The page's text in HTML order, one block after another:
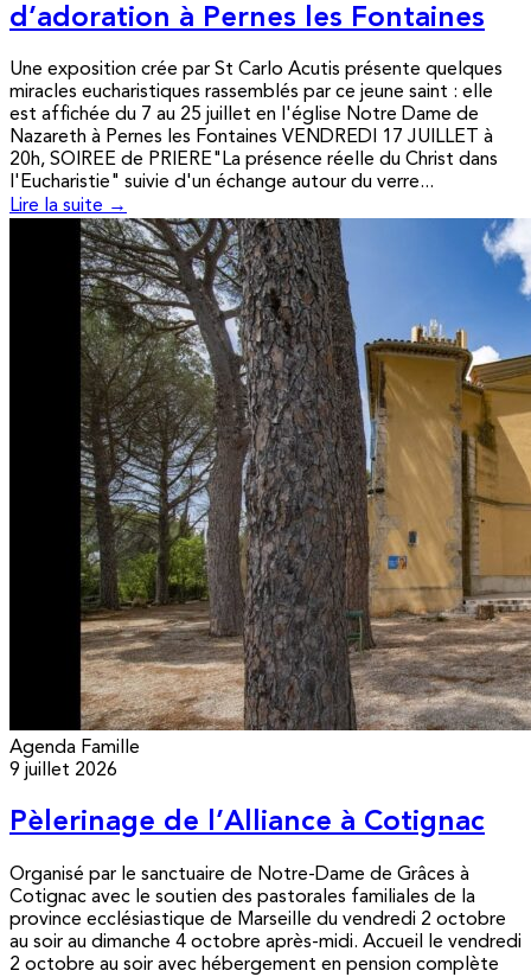
d’adoration à Pernes les Fontaines
Une exposition crée par St Carlo Acutis présente quelques
miracles eucharistiques rassemblés par ce jeune saint : elle
est affichée du 7 au 25 juillet en l'église Notre Dame de
Nazareth à Pernes les Fontaines VENDREDI 17 JUILLET à
20h, SOIREE de PRIERE"La présence réelle du Christ dans
l'Eucharistie" suivie d'un échange autour du verre...
Lire la suite →
Agenda Famille
9 juillet 2026
Pèlerinage de l’Alliance à Cotignac
Organisé par le sanctuaire de Notre-Dame de Grâces à
Cotignac avec le soutien des pastorales familiales de la
province ecclésiastique de Marseille du vendredi 2 octobre
au soir au dimanche 4 octobre après-midi. Accueil le vendredi
2 octobre au soir avec hébergement en pension complète